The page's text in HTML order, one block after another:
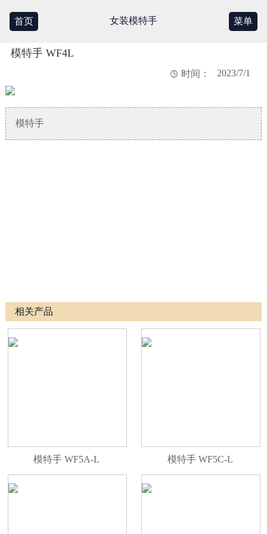
首页 女装模特手 菜单
模特手 WF4L
 时间： 2023/7/1
模特手
相关产品
模特手 WF5A-L 模特手 WF5C-L